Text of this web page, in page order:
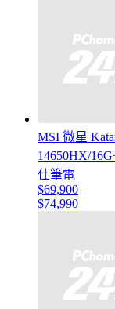
MSI 微星
14650HX/
仕筆電
$69,900
$74,990